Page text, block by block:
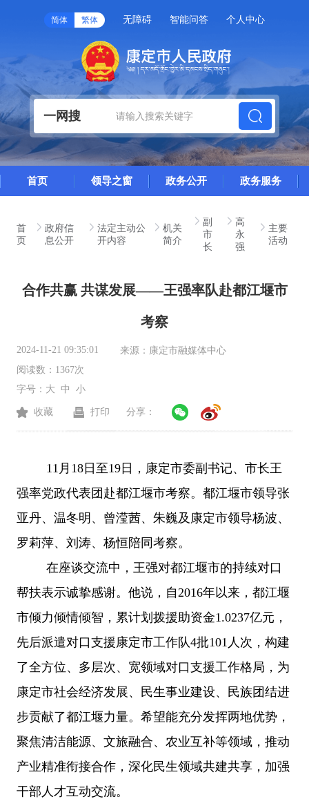
简体 繁体 无障碍 智能问答 个人中心
一网搜
首页 领导之窗 政务公开 政务服务
首
页
政府信
息公开
法定主动公
开内容
机关
简介
副
市
长
高
永
强
主要
活动
合作共赢 共谋发展——王强率队赴都江堰市
考察
2024-11-21 09:35:01 来源： 康定市融媒体中心
阅读数： 1367次
字号： 大 中 小
收藏 打印 分享：
11月18日至19日，康定市委副书记、市长王
强率党政代表团赴都江堰市考察。都江堰市领导张
亚丹、温冬明、曾滢茜、朱巍及康定市领导杨波、
罗莉萍、刘涛、杨恒陪同考察。
在座谈交流中，王强对都江堰市的持续对口
帮扶表示诚挚感谢。他说，自 2016年以来，都江堰
市倾力倾情倾智，累计划拨援助资金1.0237亿元，
先后派遣对口支援康定市工作队4批101人次，构建
了全方位、多层次、宽领域对口支援工作格局，为
康定市社会经济发展、民生事业建设、民族团结进
步贡献了都江堰力量。希望能充分发挥两地优势，
聚焦清洁能源、文旅融合、农业互补等领域，推动
产业精准衔接合作，深化民生领域共建共享，加强
干部人才互动交流。